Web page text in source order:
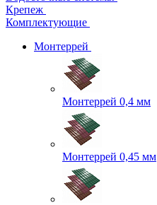
Крепеж
Комплектующие
Монтеррей
Монтеррей 0,4 мм
Монтеррей 0,45 мм